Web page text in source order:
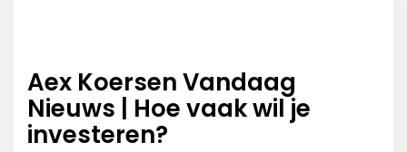
Aex Koersen Vandaag
Nieuws | Hoe vaak wil je
investeren?